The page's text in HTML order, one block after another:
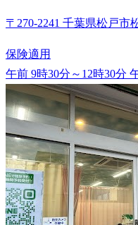
〒270-2241 千葉県松戸市
保険適用
午前 9時30分～12時30分